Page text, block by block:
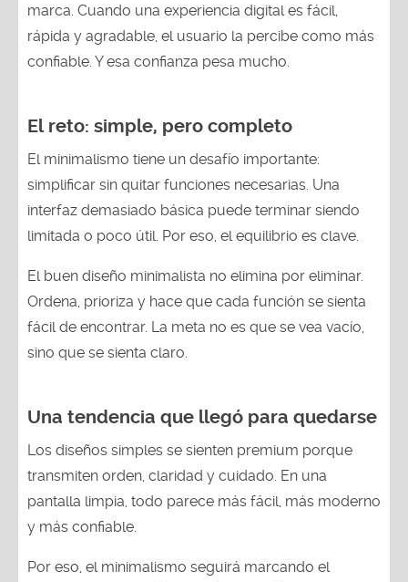
marca. Cuando una experiencia digital es fácil,
rápida y agradable, el usuario la percibe como más
confiable. Y esa confianza pesa mucho.
El reto: simple, pero completo
El minimalismo tiene un desafío importante:
simplificar sin quitar funciones necesarias. Una
interfaz demasiado básica puede terminar siendo
limitada o poco útil. Por eso, el equilibrio es clave.
El buen diseño minimalista no elimina por eliminar.
Ordena, prioriza y hace que cada función se sienta
fácil de encontrar. La meta no es que se vea vacío,
sino que se sienta claro.
Una tendencia que llegó para quedarse
Los diseños simples se sienten premium porque
transmiten orden, claridad y cuidado. En una
pantalla limpia, todo parece más fácil, más moderno
y más confiable.
Por eso, el minimalismo seguirá marcando el